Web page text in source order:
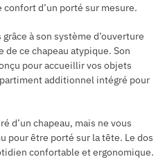
d’un porté sur mesure.
à son système d’ouverture
de ce chapeau atypique. Son
pour accueillir vos objets
additionnel intégré pour
d’un chapeau, mais ne vous
pour être porté sur la tête. Le dos
confortable et ergonomique.